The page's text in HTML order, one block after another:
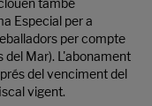
també
Especial per a
per compte
del Mar). L'abonament
del venciment del
vigent.